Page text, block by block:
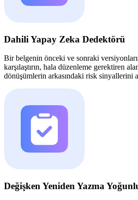
Dahili Yapay Zeka Dedektörü
Bir belgenin önceki ve sonraki
karşılaştırın, hala düzenleme gerektiren
dönüşümlerin arkasındaki risk sinyallerini
Değişken Yeniden Yazma